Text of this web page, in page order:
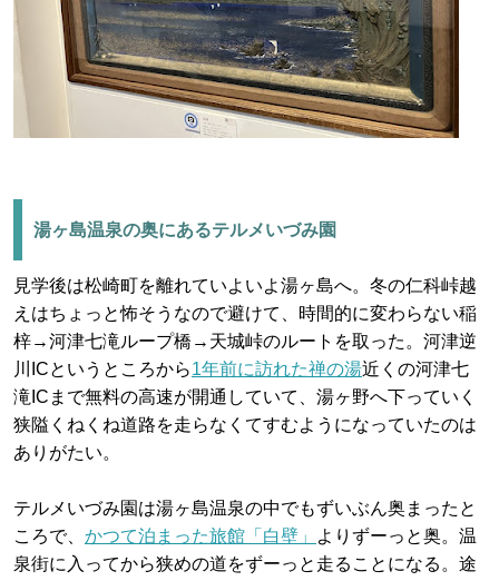
湯ヶ島温泉の奥にあるテルメいづみ園
見学後は松崎町を離れていよいよ湯ヶ島へ。冬の仁科峠越
えはちょっと怖そうなので避けて、時間的に変わらない稲
梓→河津七滝ループ橋→天城峠のルートを取った。河津逆
川ICというところから1年前に訪れた禅の湯近くの河津七
滝ICまで無料の高速が開通していて、湯ヶ野へ下っていく
狭隘くねくね道路を走らなくてすむようになっていたのは
ありがたい。
テルメいづみ園は湯ヶ島温泉の中でもずいぶん奥まったと
ころで、 かつて泊まった旅館「白壁」
よりずーっと奥。温
泉街に入ってから狭めの道をずーっと走ることになる。途